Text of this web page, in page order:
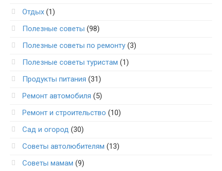
Отдых (1)
Полезные советы (98)
Полезные советы по ремонту (3)
Полезные советы туристам (1)
Продукты питания (31)
Ремонт автомобиля (5)
Ремонт и строительство (10)
Сад и огород (30)
Советы автолюбителям (13)
Советы мамам (9)